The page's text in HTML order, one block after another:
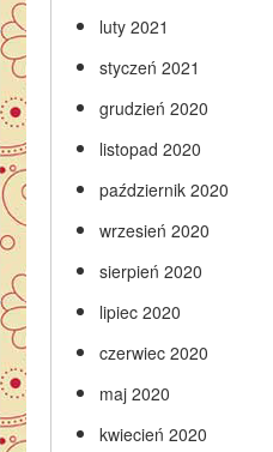
luty 2021
styczeń 2021
grudzień 2020
listopad 2020
październik 2020
wrzesień 2020
sierpień 2020
lipiec 2020
czerwiec 2020
maj 2020
kwiecień 2020